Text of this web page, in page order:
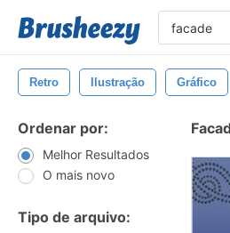
Retro Ilustração Gráfico
Ordenar por:
Melhor Resultados
O mais novo
Tipo de arquivo: